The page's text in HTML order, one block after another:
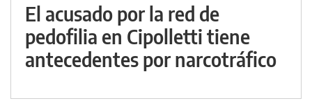
El acusado por la red de
pedofilia en Cipolletti tiene
antecedentes por narcotráfico